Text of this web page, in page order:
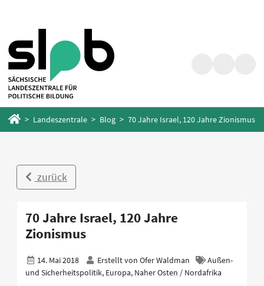
springen
springen
Startseite
Landeszentrale Blog 70 Jahre Israel, 120 Jahre Zionismus
zurück
70 Jahre Israel, 120 Jahre
Zionismus
14. Mai 2018 Erstellt von Ofer Waldman
Außen-
und Sicherheitspolitik, Europa, Naher Osten / Nordafrika